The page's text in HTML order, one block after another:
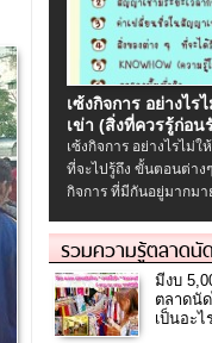
เซ้งกิจการ อย่างไ
เข่า (สิ่งที่ควรรู้ก่อน
เซ้งกิจการ อย่างไรไม่
ที่จะไปรู้ถึง ขั้นตอนต่าง
กิจการ ที่มีกันอยู่มากม
รวมความรู้ตลาดนัด
มีงบ
ตลาดนั
เป็นอะไ